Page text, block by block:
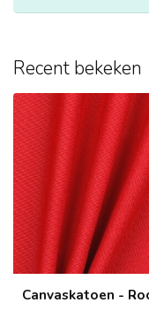
Recent bekeken
Canvaskatoen -